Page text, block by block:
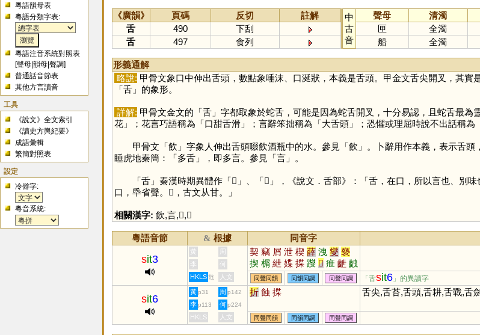
粵語韻母表
粵語分類字表:
粵語注音系統對照表
[聲母 |韻母 |聲調]
普通話音節表
其他方言讀音
工具
《說文》全文索引
《讀史方輿紀要》
成語彙輯
繁簡對照表
設定
冷僻字:
粵音系統:
《廣韻》 頁碼 反切
註解
舌
490
下刮
舌
497 食列
中
古
音
聲母 清濁
匣
全濁
船
全濁
形義通解
略說: 甲骨文象口中伸出舌頭，數點象唾沫、口涎狀，本義是舌頭。甲金文舌尖開叉，其
「舌」的象形。
詳解: 甲骨文金文的「舌」字都取象於蛇舌，可能是因為蛇舌開叉，十分易認，且蛇舌最
花」；花言巧語稱為「口甜舌滑」；言辭笨拙稱為「大舌頭」；恐懼或理屈時說不出話稱為
甲骨文「飲 」字象人伸出舌頭啜飲酒瓶中的水。參見「飲 」。卜辭用作本義，表示舌
睡虎地秦簡：「多舌」，即多言。參見「言」。
「舌」秦漢時期異體作「𠯑 」、「𤯁 」，《說文．舌部》：「舌，在口，所以言也、別
口，氒省聲。𤯁，古文从甘。」
相關漢字: 飲,言,𠯑,𤯁
粵語音節 & 根據 同音字
sit3
黃 周 契 竊 屑 泄 楔 薛 洩 燮 褻
揳 榍 紲 媟 揲 躞 𤏻 疶 齛 齥
僁 躠 嶭 屧 靾 偰 伳 絏 渫
李
何
HKLS 范 人文 同聲同韻 同韻同調 同聲同調 「舌sit6 」的異讀字
sit6
黃 p31 周 p142 折 蝕 揲 舌尖,舌苔,舌頭,舌耕,舌戰,舌
李 p113 何 p224
HKLS 人文 同聲同韻 同韻同調 同聲同調